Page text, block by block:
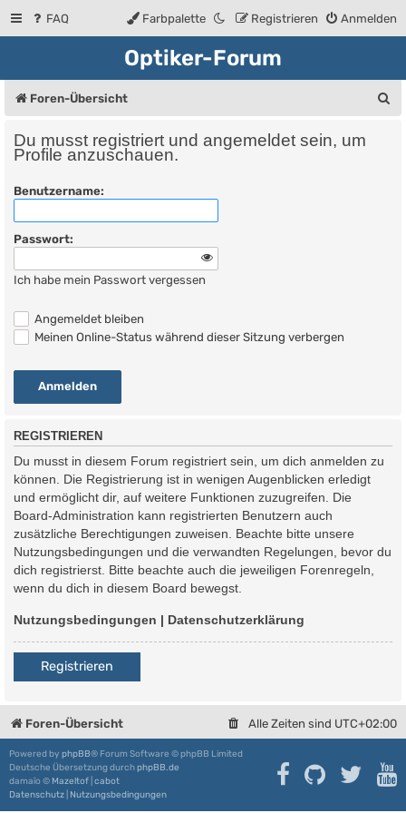
FAQ Anmelden
Registrieren
Farbpalette
Optiker-Forum
Foren-Übersicht
Du musst registriert und angemeldet sein, um
Profile anzuschauen.
Benutzername:
Passwort:
Ich habe mein Passwort vergessen
Angemeldet bleiben
Meinen Online-Status während dieser Sitzung verbergen
REGISTRIEREN
Du musst in diesem Forum registriert sein, um dich anmelden zu
können. Die Registrierung ist in wenigen Augenblicken erledigt
und ermöglicht dir, auf weitere Funktionen zuzugreifen. Die
Board-Administration kann registrierten Benutzern auch
zusätzliche Berechtigungen zuweisen. Beachte bitte unsere
Nutzungsbedingungen und die verwandten Regelungen, bevor du
dich registrierst. Bitte beachte auch die jeweiligen Forenregeln,
wenn du dich in diesem Board bewegst.
Nutzungsbedingungen | Datenschutzerklärung
Registrieren
Foren-Übersicht Alle Zeiten sind UTC+02:00
Powered by phpBB® Forum Software © phpBB Limited
Deutsche Übersetzung durchphpBB.de
damaïo © Mazeltof cabot
Datenschutz Nutzungsbedingungen